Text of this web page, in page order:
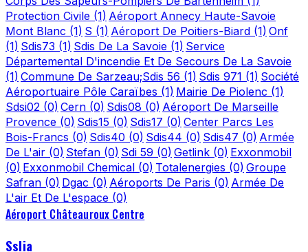
Protection Civile (1) Aéroport Annecy Haute-Savoie
Mont Blanc (1) S (1) Aéroport De Poitiers-Biard (1) Onf
(1) Sdis73 (1) Sdis De La Savoie (1) Service
Départemental D'incendie Et De Secours De La Savoie
(1) Commune De Sarzeau;Sdis 56 (1) Sdis 971 (1) Société
Aéroportuaire Pôle Caraïbes (1) Mairie De Piolenc (1)
Sdsi02 (0) Cern (0) Sdis08 (0) Aéroport De Marseille
Provence (0) Sdis15 (0) Sdis17 (0) Center Parcs Les
Bois-Francs (0) Sdis40 (0) Sdis44 (0) Sdis47 (0) Armée
De L'air (0) Stefan (0) Sdi 59 (0) Getlink (0) Exxonmobil
(0) Exxonmobil Chemical (0) Totalenergies (0) Groupe
Safran (0) Dgac (0) Aéroports De Paris (0) Armée De
L'air Et De L'espace (0)
Aéroport Châteauroux Centre
Sslia